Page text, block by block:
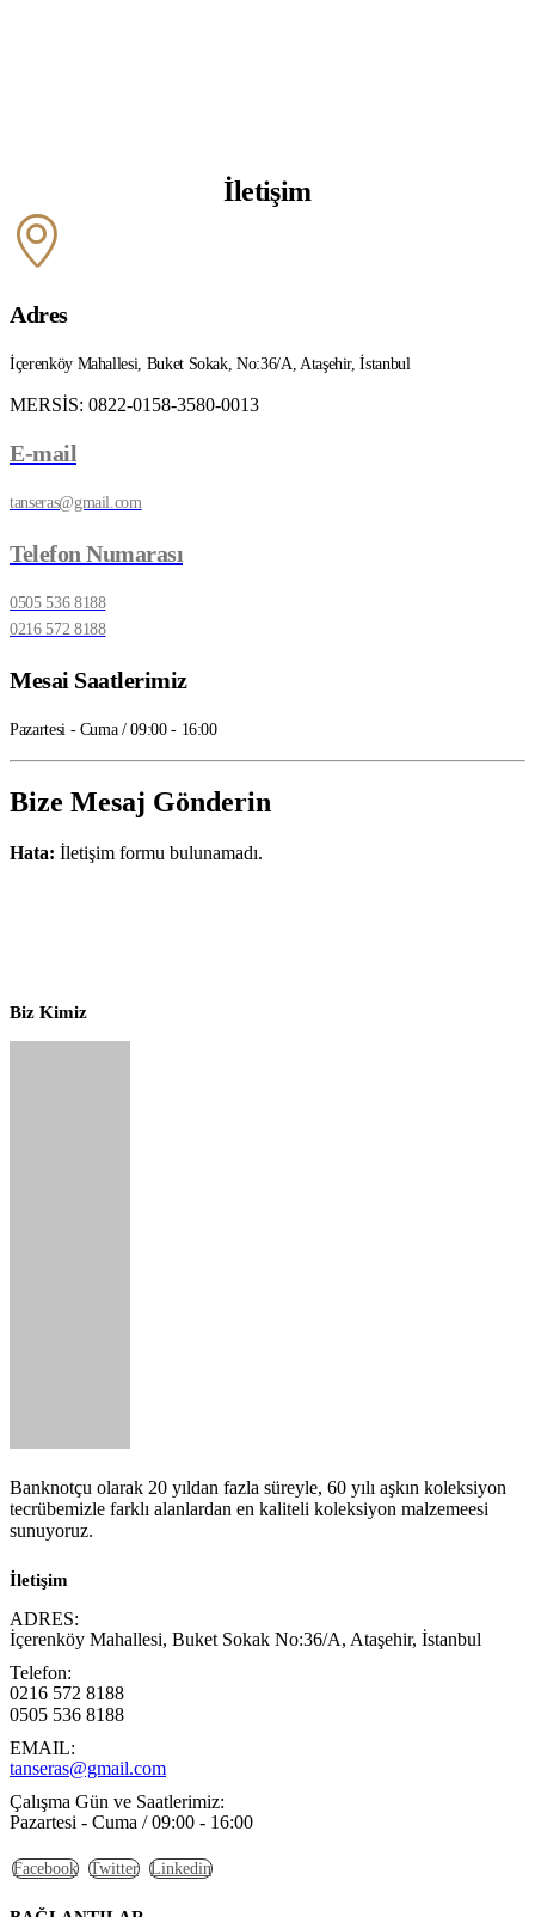
İletişim
Adres
İçerenköy Mahallesi, Buket Sokak, No:36/A, Ataşehir, İstanbul
MERSİS: 0822-0158-3580-0013
E-mail
tanseras@gmail.com
Telefon Numarası
0505 536 8188
0216 572 8188
Mesai Saatlerimiz
Pazartesi - Cuma / 09:00 - 16:00
Bize Mesaj Gönderin
Hata: İletişim formu bulunamadı.
Biz Kimiz
Banknotçu olarak 20 yıldan fazla süreyle, 60 yılı aşkın koleksiyon
tecrübemizle farklı alanlardan en kaliteli koleksiyon malzemeesi
sunuyoruz.
İletişim
ADRES:
İçerenköy Mahallesi, Buket Sokak No:36/A, Ataşehir, İstanbul
Telefon:
0216 572 8188
0505 536 8188
EMAIL:
tanseras@gmail.com
Çalışma Gün ve Saatlerimiz:
Pazartesi - Cuma / 09:00 - 16:00
Facebook Twitter Linkedin